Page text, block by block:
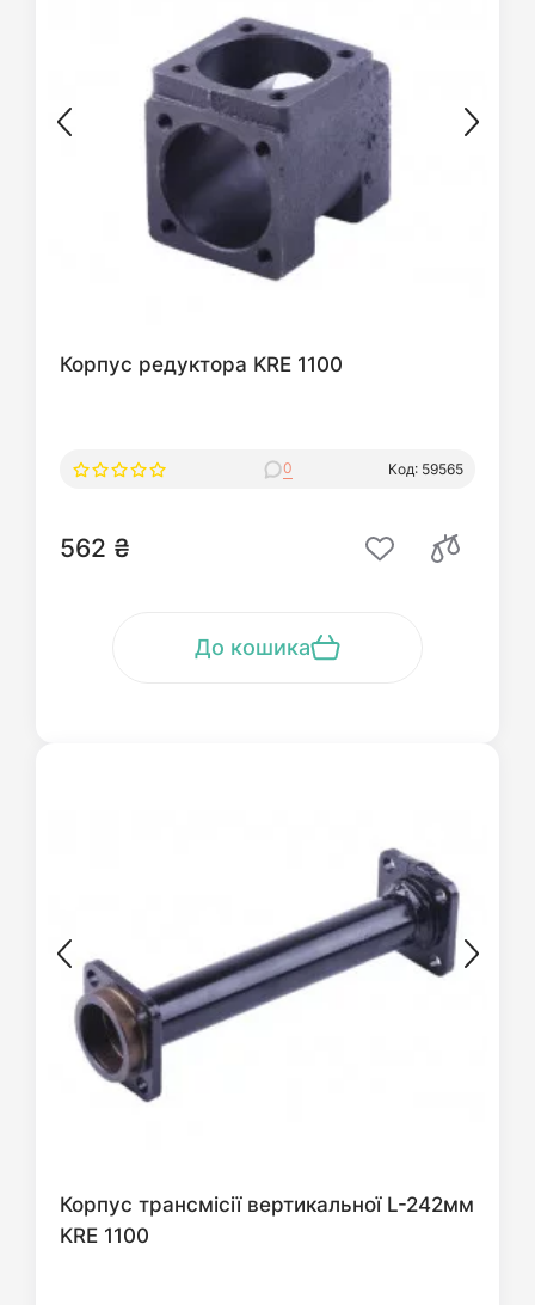
Корпус редуктора KRE 1100
0 Код: 59565
562 ₴
До кошика
Корпус трансмісії вертикальної L-242мм
KRE 1100